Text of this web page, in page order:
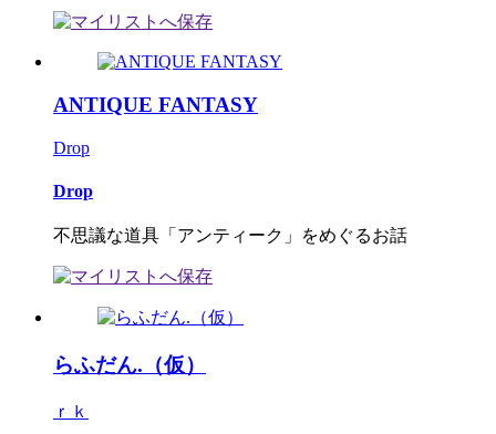
ANTIQUE FANTASY
Drop
Drop
不思議な道具「アンティーク」をめぐるお話
らふだん.（仮）
ｒｋ